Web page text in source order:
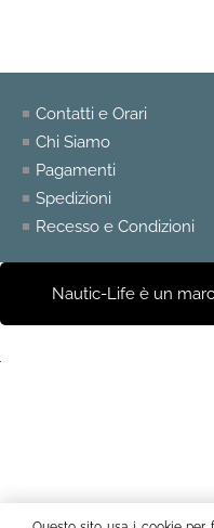
Contatti e Orari
Chi Siamo
Pagamenti
Spedizioni
Recesso e Condizioni
Nautic-Life è un